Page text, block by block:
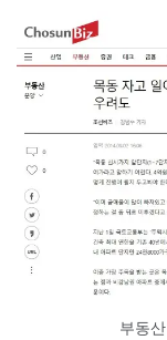
부동